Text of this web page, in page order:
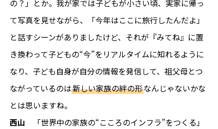
の？」とか。我が家では子どもが小さい頃、実家に帰っ
て写真を見せながら、「今年はここに旅行したんだよ」
と話すシーンがありましたけど、それが『みてね』に置
き換わって子どもの“今”をリアルタイムに知れるように
なり、子ども自身が自分の情報を発信して、祖父母とつ
ながっているのは新しい家族の絆の形なんじゃないかな
とは思いますね。
西山 「世界中の家族の“こころのインフラ”をつくる」